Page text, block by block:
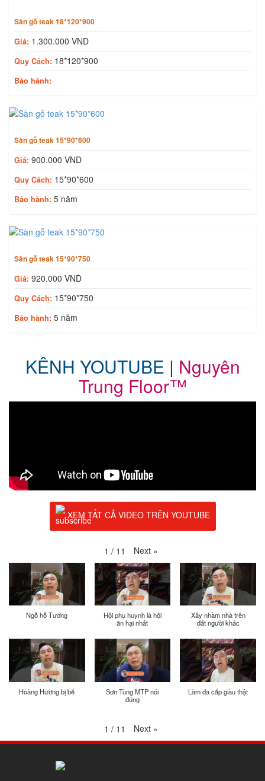
Sàn gỗ teak 18*120*900
Giá: 1.300.000 VND
Quy Cách: 18*120*900
Bảo hành:
Sàn gỗ teak 15*90*600
Giá: 900.000 VND
Quy Cách: 15*90*600
Bảo hành: 5 năm
Sàn gỗ teak 15*90*750
Giá: 920.000 VND
Quy Cách: 15*90*750
Bảo hành: 5 năm
KÊNH YOUTUBE | Nguyên
Trung Floor™
XEM TẤT CẢ VIDEO TRÊN YOUTUBE
1 / 11 Next »
Ngỗ hỗ Tướng
Hội phụ huynh là hội
ăn hại nhất
Xây nhầm nhà trên
đất người khác
Hoàng Hường bị bế
Sơn Tùng MTP nói
đúng
Làm đa cấp giàu thật
1 / 11 Next »